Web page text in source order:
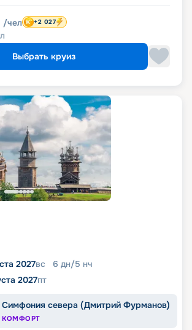
/чел +2 027
Выбрать круиз
2027вс 6 дн/5 нч
2027пт
Симфония севера (Дмитрий Фурманов)
КОМФОРТ